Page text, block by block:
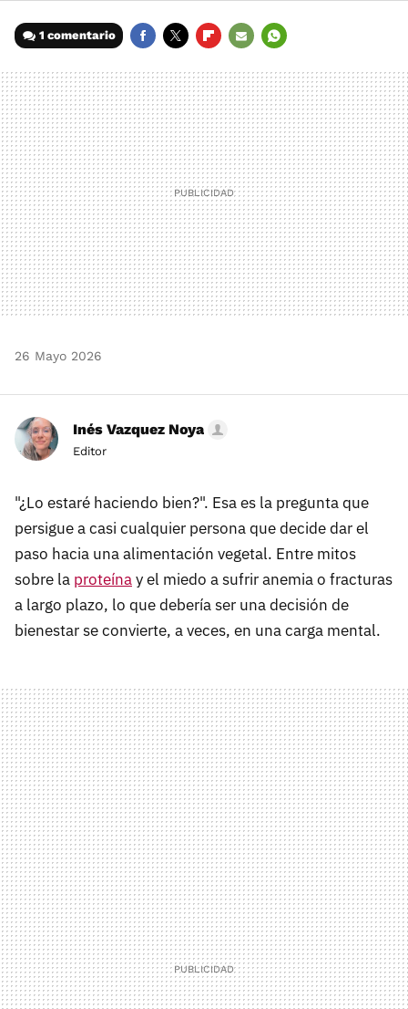
1 comentario
MAIL
26 Mayo 2026
Inés Vazquez Noya
Editor
"¿Lo estaré haciendo bien?". Esa es la pregunta que
persigue a casi cualquier persona que decide dar el
paso hacia una alimentación vegetal. Entre mitos
sobre la proteínay el miedo a sufrir anemia o fracturas
a largo plazo, lo que debería ser una decisión de
bienestar se convierte, a veces, en una carga mental.